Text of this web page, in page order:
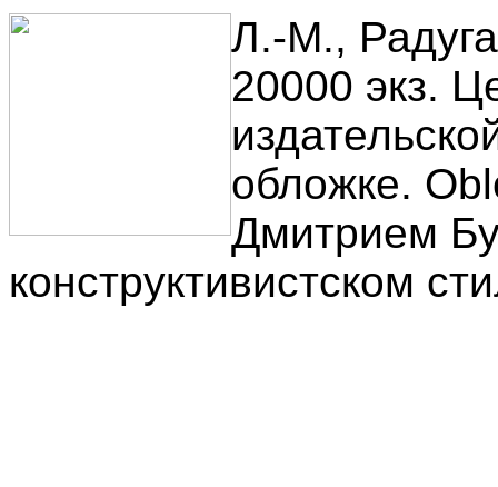
Л.-М.,
20000 экз.
обложке.
Дмитрием
конструктивистском